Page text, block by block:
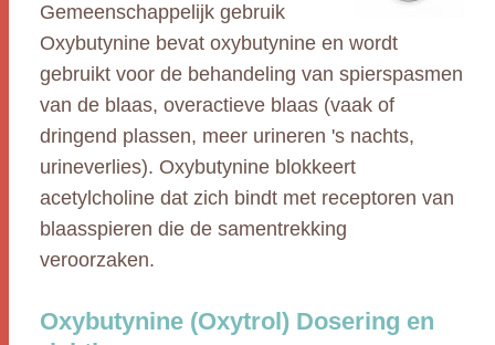
Gemeenschappelijk gebruik
Oxybutynine bevat oxybutynine en wordt
gebruikt voor de behandeling van spierspasmen
van de blaas, overactieve blaas (vaak of
dringend plassen, meer urineren 's nachts,
urineverlies). Oxybutynine blokkeert
acetylcholine dat zich bindt met receptoren van
blaasspieren die de samentrekking
veroorzaken.
Oxybutynine (Oxytrol) Dosering en